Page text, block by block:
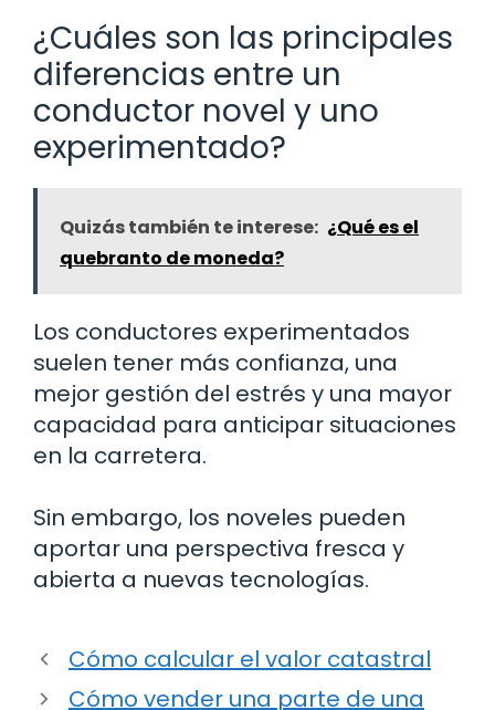
¿Cuáles son las principales
diferencias entre un
conductor novel y uno
experimentado?
Quizás también te interese: ¿Qué es el
quebranto de moneda?
Los conductores experimentados
suelen tener más confianza, una
mejor gestión del estrés y una mayor
capacidad para anticipar situaciones
en la carretera.
Sin embargo, los noveles pueden
aportar una perspectiva fresca y
abierta a nuevas tecnologías.
Cómo calcular el valor catastral
Cómo vender una parte de una